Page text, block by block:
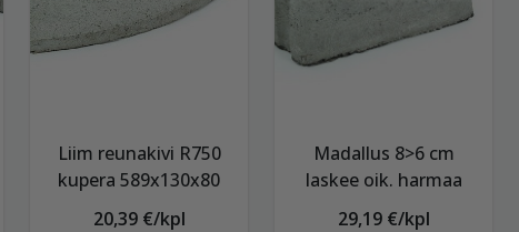
Liim reunakivi R750
kupera 589x130x80
20,39 €/kpl
Madallus 8>6 cm
laskee oik. harmaa
29,19 €/kpl